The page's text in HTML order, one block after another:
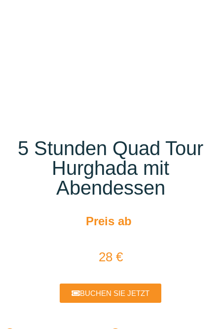
5 Stunden Quad Tour
Hurghada mit
Abendessen
Preis ab
28 €
BUCHEN SIE JETZT